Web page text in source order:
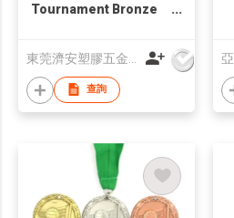
Tournament Bronze
查詢